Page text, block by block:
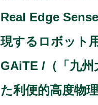
Real Edge
現するロボット
GAiTE /（「九
た利便的高度物